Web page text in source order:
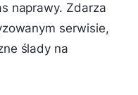
naprawy. Zdarza
serwisie,
ślady na